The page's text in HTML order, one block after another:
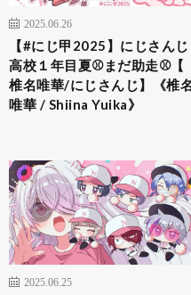
2025.06.26
【#にじ甲2025】にじさんじ
高校１年目夏⚾まだ助走⚾【
椎名唯華/にじさんじ】《椎
唯華 / Shiina Yuika》
2025.06.25